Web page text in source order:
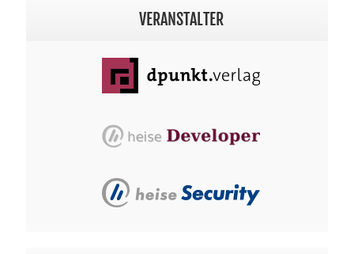
VERANSTALTER